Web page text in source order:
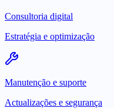
Consultoria digital
Estratégia e optimização
Manutenção e suporte
Actualizações e segurança